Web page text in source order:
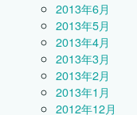
2013年6月
2013年5月
2013年4月
2013年3月
2013年2月
2013年1月
2012年12月